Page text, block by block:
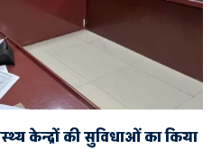
केन्द्रों की सुविधाओं का किया